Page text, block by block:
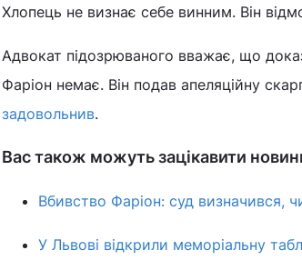
Хлопець не визнає себе винним. Він
Адвокат підозрюваного вважає, що
Фаріон немає. Він подав апеляційну
задовольнив.
Вас також можуть зацікавити
Вбивство Фаріон: суд визначився,
У Львові відкрили меморіальну